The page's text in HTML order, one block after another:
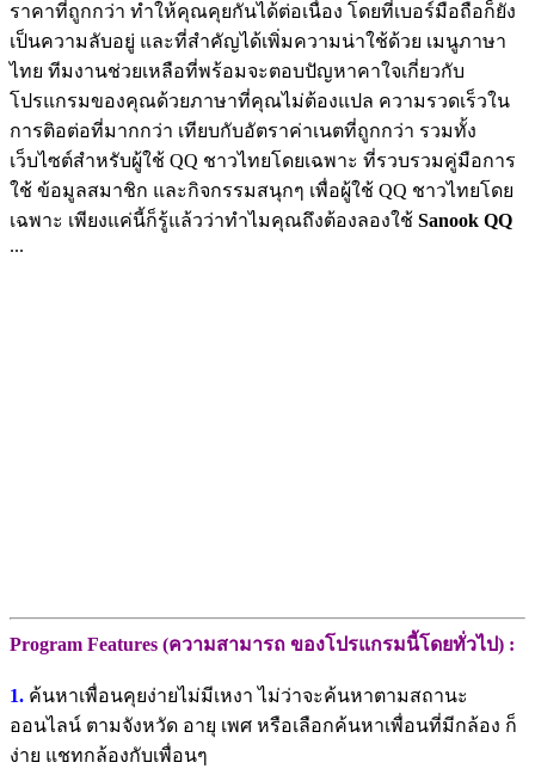
ราคาที่ถูกกว่า ทำให้คุณคุยกันได้ต่อเนื่อง โดยที่เบอร์มือถือก็ยัง
เป็นความลับอยู่ และที่สำคัญได้เพิ่มความน่าใช้ด้วย เมนูภาษา
ไทย ทีมงานช่วยเหลือที่พร้อมจะตอบปัญหาคาใจเกี่ยวกับ
โปรแกรมของคุณด้วยภาษาที่คุณไม่ต้องแปล ความรวดเร็วใน
การติอต่อที่มากกว่า เทียบกับอัตราค่าเนตที่ถูกกว่า รวมทั้ง
เว็บไซต์สำหรับผู้ใช้ QQ ชาวไทยโดยเฉพาะ ที่รวบรวมคู่มือการ
ใช้ ข้อมูลสมาชิก และกิจกรรมสนุกๆ เพื่อผู้ใช้ QQ ชาวไทยโดย
เฉพาะ เพียงแค่นี้ก็รู้แล้วว่าทำไมคุณถึงต้องลองใช้ Sanook QQ
...
Program Features (ความสามารถ ของโปรแกรมนี้โดยทั่วไป) :
1. ค้นหาเพื่อนคุยง่ายไม่มีเหงา ไม่ว่าจะค้นหาตามสถานะ
ออนไลน์ ตามจังหวัด อายุ เพศ หรือเลือกค้นหาเพื่อนที่มีกล้อง ก็
ง่าย แชทกล้องกับเพื่อนๆ